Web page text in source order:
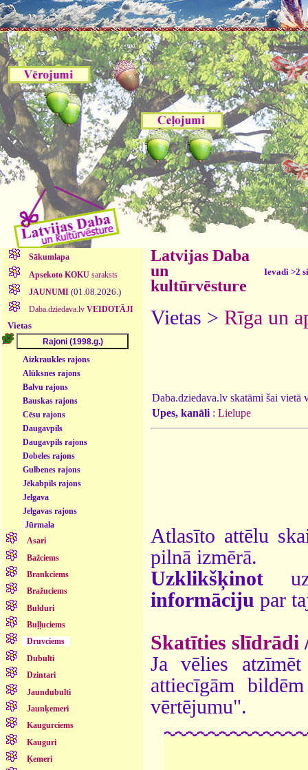
Sākumlapa
Apsekoto KOKUsaraksts
JAUNUMI (01.08.2026.)
Daba.dziedava.lv VEIDOTĀJI
Vietas
Aizkraukles rajons
Alūksnes rajons
Balvu rajons
Bauskas rajons
Cēsu rajons
Daugavpils
Daugavpils rajons
Dobeles rajons
Gulbenes rajons
Jēkabpils rajons
Jelgava
Jelgavas rajons
Jūrmala
Asari
Bažciems
Brankciems
Bražuciems
Bulduri
Buļļuciems
Druvciems
Dubulti
Dzintari
Jaundubulti
Jaunķemeri
Kaugurciems
Kauguri
Ķemeri
Latvijas Daba
un
kultūrvēsture
Ievadi >2
Vietas > Rīga un
Daba.dziedava.lv skatāmi šai vietā
Upes, kanāli : Lielupe
Atlasīto attēlu
pilnā izmērā.
Uzklikšķinot
informāciju par
Skatīties slīdrādi
Ja vēlies
attiecīgām
vērtējumu".